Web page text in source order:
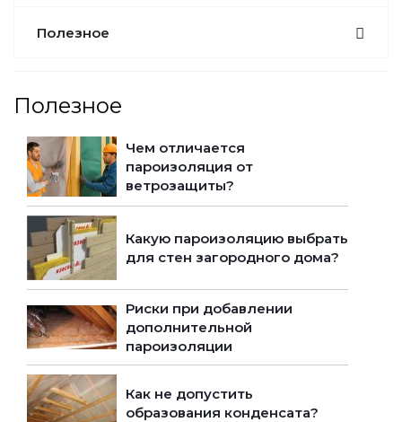
Полезное
Полезное
Чем отличается
пароизоляция от
ветрозащиты?
Какую пароизоляцию выбрать
для стен загородного дома?
Риски при добавлении
дополнительной
пароизоляции
Как не допустить
образования конденсата?